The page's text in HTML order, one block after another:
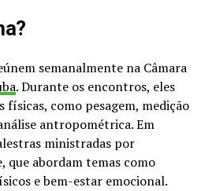
semanalmente na Câmara
. Durante os encontros, eles
físicas, como pesagem, medição
antropométrica. Em
ministradas por
que abordam temas como
e bem-estar emocional.